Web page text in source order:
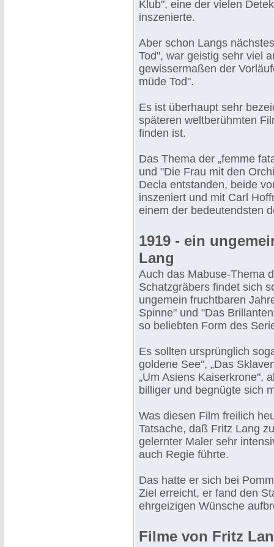
Klub", eine der vielen
inszenierte.
Aber schon Langs
Tod", war geistig sehr viel
gewissermaßen der
müde Tod".
Es ist überhaupt sehr
späteren weltberühmten
finden ist.
Das Thema der „femme
und "Die Frau mit den
Decla entstanden, beide
inszeniert und mit Carl
einem der bedeutendsten
1919 - ein
Lang
Auch das Mabuse-Thema
Schatzgräbers findet sich
ungemein fruchtbaren
Spinne" und "Das
so beliebten Form des
Es sollten ursprünglich
goldene See", „Das
„Um Asiens Kaiserkrone",
billiger und begnügte sich
Was diesen Film freilich
Tatsache, daß Fritz Lang
gelernter Maler sehr
auch Regie führte.
Das hatte er sich bei
Ziel erreicht, er fand den
ehrgeizigen Wünsche
Filme von Fritz